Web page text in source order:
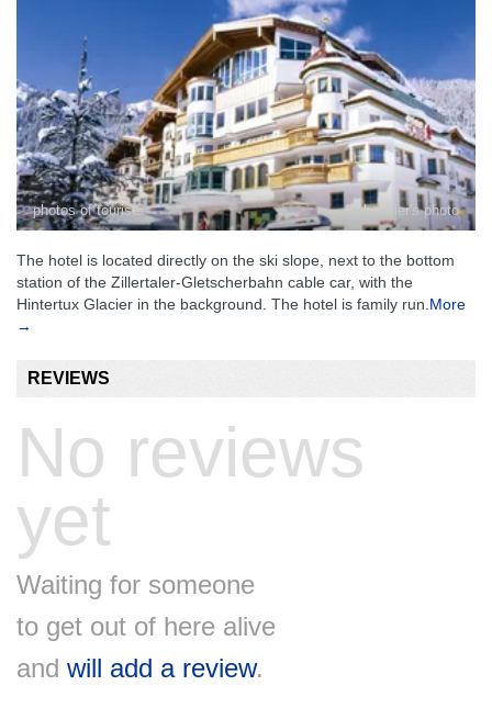
photos of tourists 10 hotelier's photo
The hotel is located directly on the ski slope, next to the bottom
station of the Zillertaler-Gletscherbahn cable car, with the
Hintertux Glacier in the background. The hotel is family run. More
→
REVIEWS
No reviews
yet
Waiting for someone
to get out of here alive
and will add a review.